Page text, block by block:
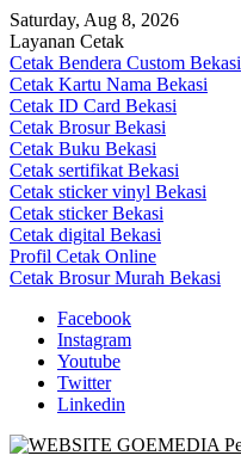
Skip
to
content
Saturday, Aug 8, 2026
Layanan Cetak
Cetak Bendera Custom Bekasi
Cetak Kartu Nama Bekasi
Cetak ID Card Bekasi
Cetak Brosur Bekasi
Cetak Buku Bekasi
Cetak sertifikat Bekasi
Cetak sticker vinyl Bekasi
Cetak sticker Bekasi
Cetak digital Bekasi
Profil Cetak Online
Cetak Brosur Murah Bekasi
Facebook
Instagram
Youtube
Twitter
Linkedin